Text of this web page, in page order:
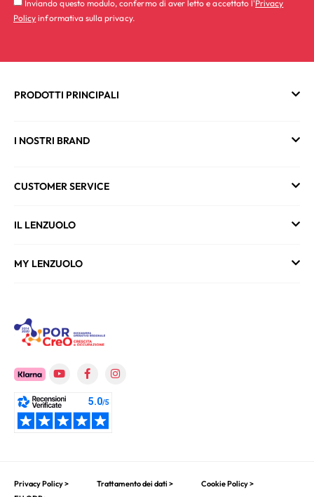
Inviando questo modulo, confermo di aver letto e accettato l'Privacy
Policy informativa sulla privacy.
PRODOTTI PRINCIPALI
I NOSTRI BRAND
CUSTOMER SERVICE
IL LENZUOLO
MY LENZUOLO
Privacy Policy > Trattamento dei dati >
Cookie Policy >